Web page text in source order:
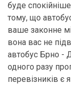
буде
тому, що
ваше законне
вона вас не
автобус Брно -
одного разу
перевізників є